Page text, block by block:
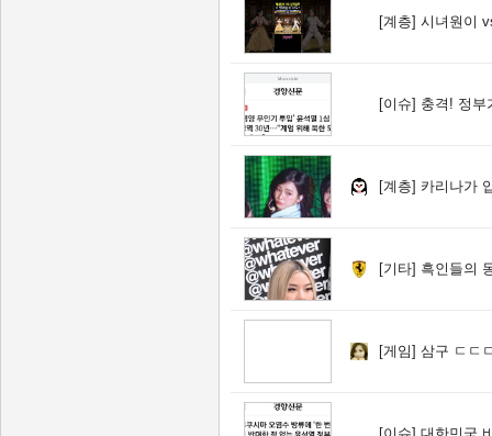
[계층] 시녀원이
[이슈] 충격! 정부
[계층] 카리나가
[기타] 흑인들의 동양
[게임] 삼구 ㄷㄷ